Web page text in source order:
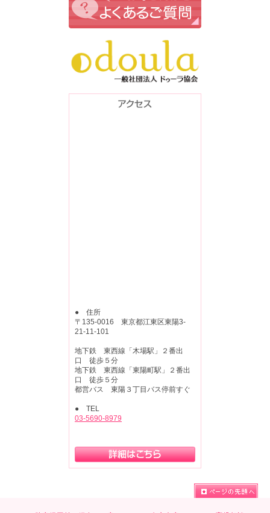
● 住所
〒135-0016 東京都江東区東陽3-
21-11-101
地下鉄 東西線「木場駅」２番出
口 徒歩５分
地下鉄 東西線「東陽町駅」２番出
口 徒歩５分
都営バス 東陽３丁目バス停前すぐ
● TEL
03-5690-8979